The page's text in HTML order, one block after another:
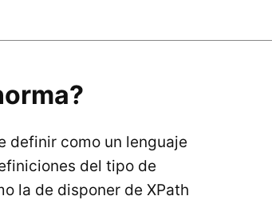
definir como un lenguaje
del tipo de
la de disponer de XPath